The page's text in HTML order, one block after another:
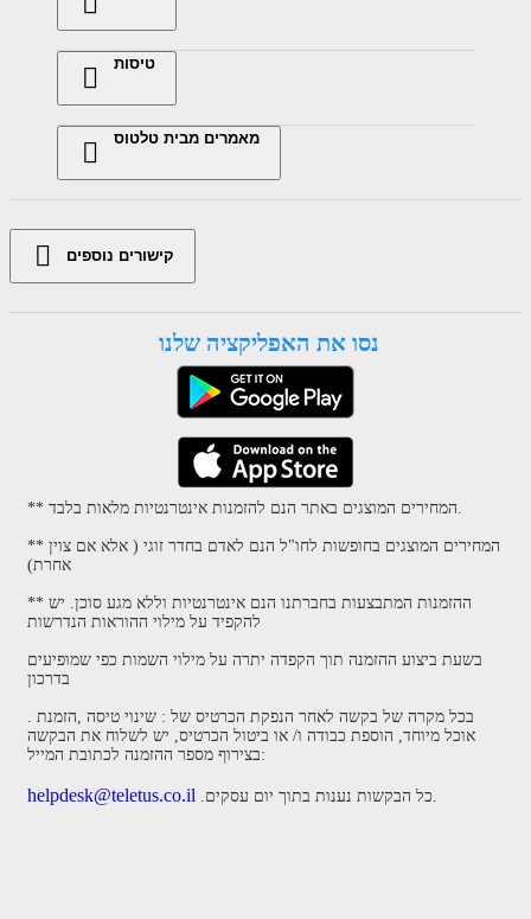
טיסות
מאמרים מבית טלטוס
קישורים נוספים
נסו את האפליקציה שלנו
** המחירים המוצגים באתר הנם להזמנות אינטרנטיות מלאות בלבד.
** המחירים המוצגים בחופשות לחו"ל הנם לאדם בחדר זוגי ( אלא אם צוין
אחרת)
** ההזמנות המתבצעות בחברתנו הנם אינטרנטיות וללא מגע סוכן. יש
להקפיד על מילוי ההוראות הנדרשות
בשעת ביצוע ההזמנה תוך הקפדה יתרה על מילוי השמות כפי שמופיעים
בדרכון
. בכל מקרה של בקשה לאחר הנפקת הכרטיס של : שינוי טיסה ,הזמנת
אוכל מיוחד, הוספת כבודה ו/ או ביטול הכרטיס, יש לשלוח את הבקשה
בצירוף מספר ההזמנה לכתובת המייל:
helpdesk@teletus.co.il .כל הבקשות נענות בתוך יום עסקים.